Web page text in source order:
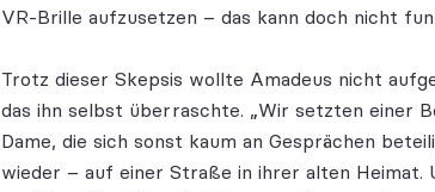
VR-Brille aufzusetzen – das kann doch nicht
Trotz dieser Skepsis wollte Amadeus nicht
das ihn selbst überraschte. „Wir setzten einer
Dame, die sich sonst kaum an Gesprächen
wieder – auf einer Straße in ihrer alten Heimat.